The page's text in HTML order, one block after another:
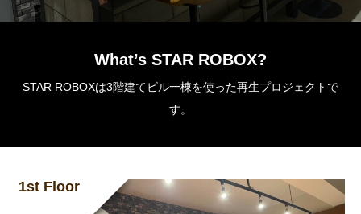
What’s STAR ROBOX?
STAR ROBOXは3階建てビル一棟を使った再生プロジェクトで
す。
1st Floor